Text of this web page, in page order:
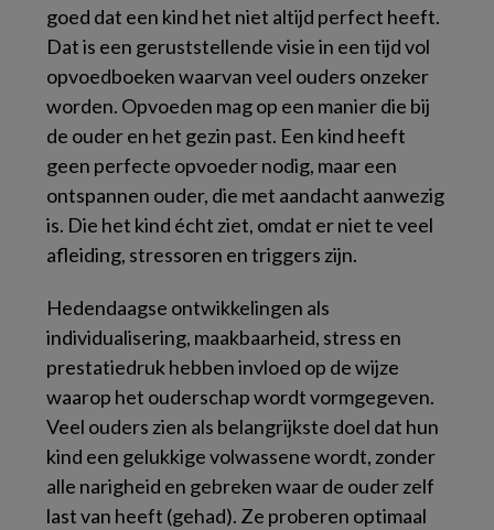
goed dat een kind het niet altijd perfect heeft.
Dat is een geruststellende visie in een tijd vol
opvoedboeken waarvan veel ouders onzeker
worden. Opvoeden mag op een manier die bij
de ouder en het gezin past. Een kind heeft
geen perfecte opvoeder nodig, maar een
ontspannen ouder, die met aandacht aanwezig
is. Die het kind écht ziet, omdat er niet te veel
afleiding, stressoren en triggers zijn.
Hedendaagse ontwikkelingen als
individualisering, maakbaarheid, stress en
prestatiedruk hebben invloed op de wijze
waarop het ouderschap wordt vormgegeven.
Veel ouders zien als belangrijkste doel dat hun
kind een gelukkige volwassene wordt, zonder
alle narigheid en gebreken waar de ouder zelf
last van heeft (gehad). Ze proberen optimaal